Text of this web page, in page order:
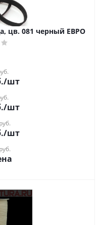
72 ярда, цв. 081 черный ЕВРО
/шт
/шт
/шт